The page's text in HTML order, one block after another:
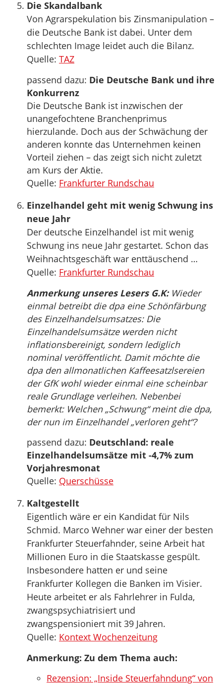
Die Skandalbank
Von Agrarspekulation bis Zinsmanipulation –
die Deutsche Bank ist dabei. Unter dem
schlechten Image leidet auch die Bilanz.
Quelle: TAZ
passend dazu: Die Deutsche Bank und ihre
Konkurrenz
Die Deutsche Bank ist inzwischen der
unangefochtene Branchenprimus
hierzulande. Doch aus der Schwächung der
anderen konnte das Unternehmen keinen
Vorteil ziehen – das zeigt sich nicht zuletzt
am Kurs der Aktie.
Quelle: Frankfurter Rundschau
Einzelhandel geht mit wenig Schwung ins
neue Jahr
Der deutsche Einzelhandel ist mit wenig
Schwung ins neue Jahr gestartet. Schon das
Weihnachtsgeschäft war enttäuschend …
Quelle: Frankfurter Rundschau
Anmerkung unseres Lesers G.K:Wieder
einmal betreibt die dpa eine Schönfärbung
des Einzelhandelsumsatzes: Die
Einzelhandelsumsätze werden nicht
inflationsbereinigt, sondern lediglich
nominal veröffentlicht. Damit möchte die
dpa den allmonatlichen Kaffeesatzlsereien
der GfK wohl wieder einmal eine scheinbar
reale Grundlage verleihen. Nebenbei
bemerkt: Welchen „Schwung“ meint die dpa,
der nun im Einzelhandel „verloren geht“?
passend dazu: Deutschland: reale
Einzelhandelsumsätze mit -4,7% zum
Vorjahresmonat
Quelle: Querschüsse
Kaltgestellt
Eigentlich wäre er ein Kandidat für Nils
Schmid. Marco Wehner war einer der besten
Frankfurter Steuerfahnder, seine Arbeit hat
Millionen Euro in die Staatskasse gespült.
Insbesondere hatten er und seine
Frankfurter Kollegen die Banken im Visier.
Heute arbeitet er als Fahrlehrer in Fulda,
zwangspsychiatrisiert und
zwangspensioniert mit 39 Jahren.
Quelle: Kontext Wochenzeitung
Anmerkung: Zu dem Thema auch:
Rezension: „Inside Steuerfahndung“ von